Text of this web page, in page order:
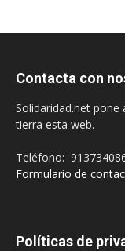
Contacta con
Solidaridad.net pone
tierra esta web.
Teléfono:
Formulario de
Políticas de